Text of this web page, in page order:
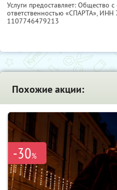
Услуги предоставляет: Общество
ответственностью «СПАРТА», ИНН
1107746479213
Похожие акции:
-30%